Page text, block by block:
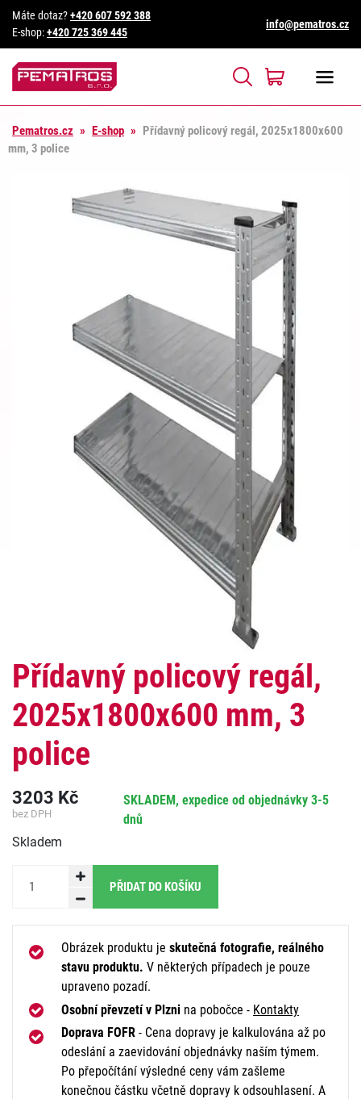
Máte dotaz?+420 607 592 388
E-shop:+420 725 369 445
info@pematros.cz
Pematros.cz » E-shop » Přídavný policový regál, 2025x1800x600
mm, 3 police
Přídavný policový regál,
2025x1800x600 mm, 3
police
3203 Kč
bez DPH
SKLADEM, expedice od objednávky 3-5
dnů
Skladem
PŘIDAT DO KOŠÍKU
Obrázek produktu je skutečná fotografie, reálného
stavu produktu. V některých případech je pouze
upraveno pozadí.
Osobní převzetí v Plzni na pobočce - Kontakty
Doprava FOFR - Cena dopravy je kalkulována až po
odeslání a zaevidování objednávky naším týmem.
Po přepočítání výsledné ceny vám zašleme
konečnou částku včetně dopravy k odsouhlasení. A